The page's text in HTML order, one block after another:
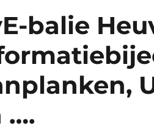
balie
….